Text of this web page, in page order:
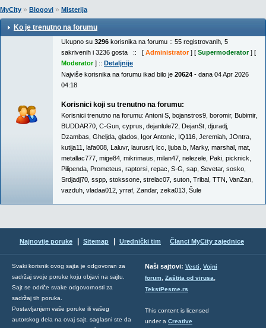
MyCity » Blogovi » Misterija
Ko je trenutno na forumu
Ukupno su 3296 korisnika na forumu :: 55 registrovanih, 5
sakrivenih i 3236 gosta :: [ Administrator] [ Supermoderator] [
Moderator] :: Detaljnije
Najviše korisnika na forumu ikad bilo je 20624 - dana 04 Apr 2026
04:18
Korisnici koji su trenutno na forumu:
Korisnici trenutno na forumu: Antoni S bojanstros9 boromir, Bubimir,
BUDDAR70 C-Gun cyprus dejanlule72 DejanSt djuradj
Dzambas Gheljda glados Igor Antonic IQ116 Jeremiah JOntra
kutija11
lafa008 Laluvr, laurusri lcc ljuba.b Marky, marshal mat
metallac777 mige84 mikrimaus milan47 nelezele Paki picknick
Pilipenda Prometeus raptorsi repac S-G sap Sevetar, sosko
Srdjadj70 sspp stokssone strelac07 suton Tribal TTN VanZan
vazduh vladaa012 yrraf Zandar, zeka013 Šule
Najnovije poruke Sitemap Urednički tim Članci MyCity zajednice
Svaki korisnik ovog sajta je odgovoran za
sadržaj svoje poruke koju objavi na sajtu.
Sajt se odriče svake odgovornosti za
sadržaj tih poruka.
Postavljanjem vaše poruke ili vašeg
autorskog dela na ovaj sajt, saglasni ste da
Naši sajtovi: Vesti, Vojni
forum, Zaštita od virusa,
TekstPesme.rs
This content is licensed
under a Creative